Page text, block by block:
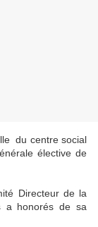
du centre social
élective de
Directeur de la
a honorés de sa